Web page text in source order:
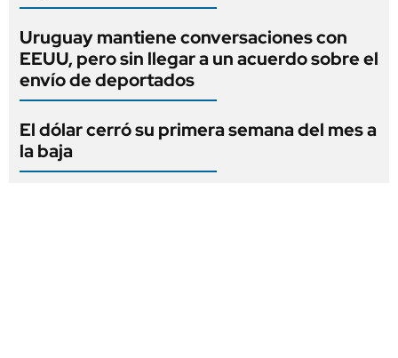
Uruguay mantiene conversaciones con
EEUU, pero sin llegar a un acuerdo sobre el
envío de deportados
El dólar cerró su primera semana del mes a
la baja